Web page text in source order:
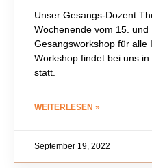
Unser Gesangs-Dozent
Wochenende vom 15. und
Gesangsworkshop für alle
Workshop findet bei uns
statt.
WEITERLESEN »
September 19, 2022